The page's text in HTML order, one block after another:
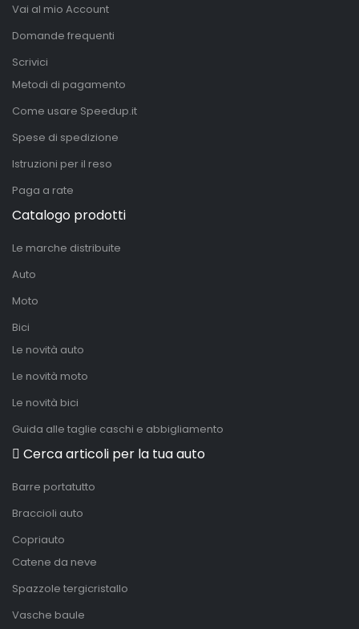
Vai al mio Account
Domande frequenti
Scrivici
Metodi di pagamento
Come usare Speedup.it
Spese di spedizione
Istruzioni per il reso
Paga a rate
Catalogo prodotti
Le marche distribuite
Auto
Moto
Bici
Le novità auto
Le novità moto
Le novità bici
Guida alle taglie caschi e abbigliamento
Cerca articoli per la tua auto
Barre portatutto
Braccioli auto
Copriauto
Catene da neve
Spazzole tergicristallo
Vasche baule